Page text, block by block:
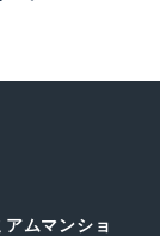
ムマンショ